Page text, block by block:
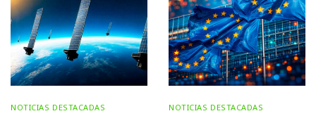
NOTICIAS DESTACADAS NOTICIAS DESTACADAS